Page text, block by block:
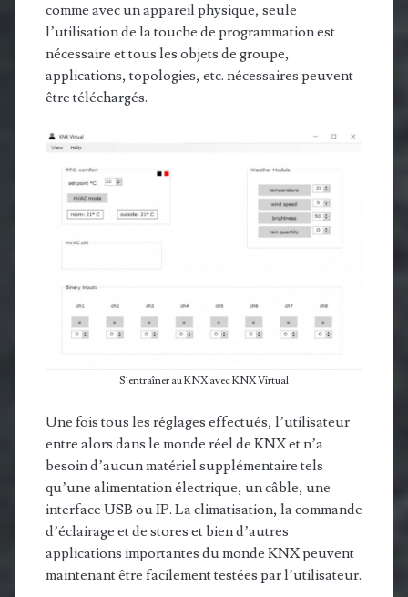
comme avec un appareil physique, seule
l’utilisation de la touche de programmation est
nécessaire et tous les objets de groupe,
applications, topologies, etc. nécessaires peuvent
être téléchargés.
S’entraîner au KNX avec KNX Virtual
Une fois tous les réglages effectués, l’utilisateur
entre alors dans le monde réel de KNX et n’a
besoin d’aucun matériel supplémentaire tels
qu’une alimentation électrique, un câble, une
interface USB ou IP. La climatisation, la commande
d’éclairage et de stores et bien d’autres
applications importantes du monde KNX peuvent
maintenant être facilement testées par l’utilisateur.